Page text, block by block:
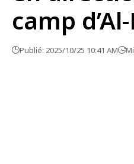
camp
Publié: 2025/10/25 10:41 AM